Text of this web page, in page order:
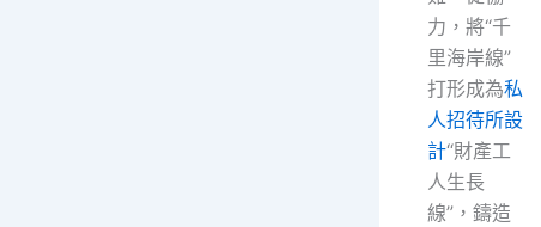
力，將“千
里海岸線”
打形成為私
人招待所設
計“財產工
人生長
線”，鑄造